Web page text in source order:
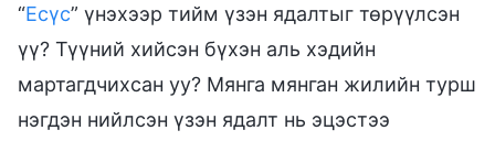
“Есүс” үнэхээр тийм үзэн ядалтыг төрүүлсэн
үү? Түүний хийсэн бүхэн аль хэдийн
мартагдчихсан уу? Мянга мянган жилийн турш
нэгдэн нийлсэн үзэн ядалт нь эцэстээ